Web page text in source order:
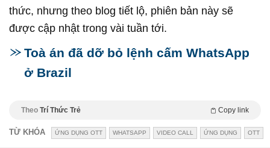
thức, nhưng theo blog tiết lộ, phiên bản này sẽ
được cập nhật trong vài tuần tới.
Toà án đã dỡ bỏ lệnh cấm WhatsApp
ở Brazil
Theo Trí Thức Trẻ Copy link
TỪ KHÓA ỨNG DỤNG OTT WHATSAPP VIDEO CALL ỨNG DỤNG OTT